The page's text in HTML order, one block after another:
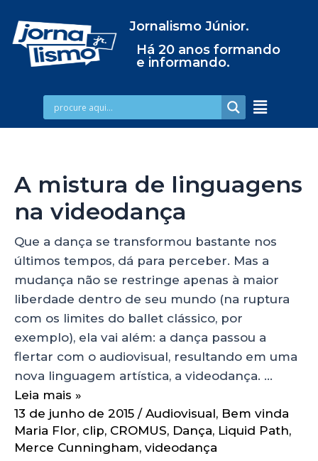
Jornalismo Júnior.
Há 20 anos formando
e informando.
A mistura de linguagens
na videodança
Que a dança se transformou bastante nos
últimos tempos, dá para perceber. Mas a
mudança não se restringe apenas à maior
liberdade dentro de seu mundo (na ruptura
com os limites do ballet clássico, por
exemplo), ela vai além: a dança passou a
flertar com o audiovisual, resultando em uma
nova linguagem artística, a videodança. …
Leia mais »
13 de junho de 2015 / Audiovisual, Bem vinda
Maria Flor, clip, CROMUS, Dança, Liquid Path,
Merce Cunningham, videodança